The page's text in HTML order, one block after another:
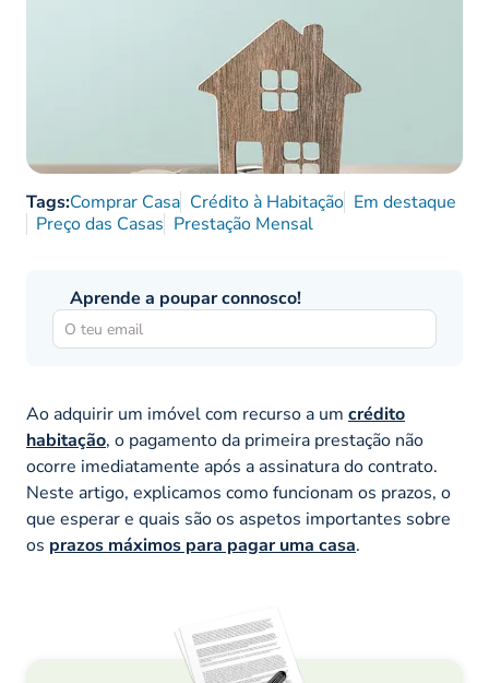
Tags:Comprar Casa Crédito à Habitação Em destaque
Preço das Casas Prestação Mensal
Aprende a poupar connosco!
Ao adquirir um imóvel com recurso a um crédito
habitação, o pagamento da primeira prestação não
ocorre imediatamente após a assinatura do contrato.
Neste artigo, explicamos como funcionam os prazos, o
que esperar e quais são os aspetos importantes sobre
os prazos máximos para pagar uma casa.